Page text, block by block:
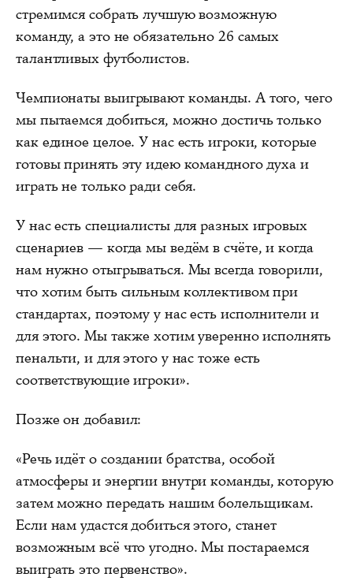
стремимся собрать лучшую возможную
команду, а это не обязательно 26 самых
талантливых футболистов.
Чемпионаты выигрывают команды. А того, чего
мы пытаемся добиться, можно достичь только
как единое целое. У нас есть игроки, которые
готовы принять эту идею командного духа и
играть не только ради себя.
У нас есть специалисты для разных игровых
сценариев — когда мы ведём в счёте, и когда
нам нужно отыгрываться. Мы всегда говорили,
что хотим быть сильным коллективом при
стандартах, поэтому у нас есть исполнители и
для этого. Мы также хотим уверенно исполнять
пенальти, и для этого у нас тоже есть
соответствующие игроки».
Позже он добавил:
«Речь идёт о создании братства, особой
атмосферы и энергии внутри команды, которую
затем можно передать нашим болельщикам.
Если нам удастся добиться этого, станет
возможным всё что угодно. Мы постараемся
выиграть это первенство».